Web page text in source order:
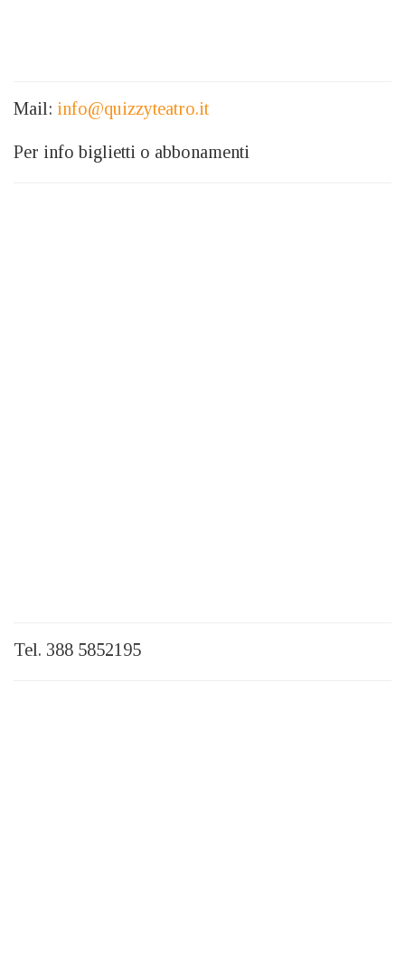
Mail: info@quizzyteatro.it
Per info biglietti o abbonamenti
Tel. 388 5852195